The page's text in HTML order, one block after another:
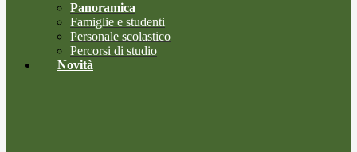
Panoramica
Famiglie e studenti
Personale scolastico
Percorsi di studio
Novità